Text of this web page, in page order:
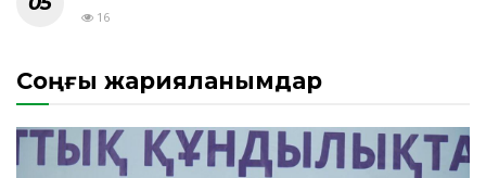
16
Соңғы жарияланымдар